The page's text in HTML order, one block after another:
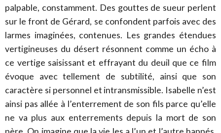
palpable, constamment. Des gouttes de sueur perlent
sur le front de Gérard, se confondent parfois avec des
larmes imaginées, contenues. Les grandes étendues
vertigineuses du désert résonnent comme un écho à
ce vertige saisissant et effrayant du deuil que ce film
évoque avec tellement de subtilité, ainsi que son
caractère si personnel et intransmissible. Isabelle n’est
ainsi pas allée à l’enterrement de son fils parce qu’elle
ne va plus aux enterrements depuis la mort de son